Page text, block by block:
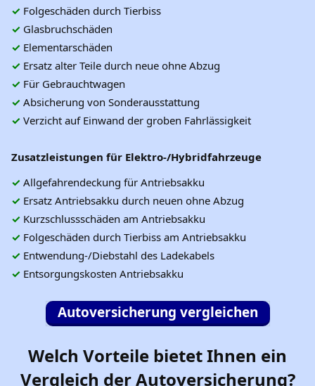
✓ Folgeschäden durch Tierbiss
✓ Glasbruchschäden
✓ Elementarschäden
✓ Ersatz alter Teile durch neue ohne Abzug
✓ Für Gebrauchtwagen
✓ Absicherung von Sonderausstattung
✓ Verzicht auf Einwand der groben Fahrlässigkeit
Zusatzleistungen für Elektro-/Hybridfahrzeuge
✓ Allgefahrendeckung für Antriebsakku
✓ Ersatz Antriebsakku durch neuen ohne Abzug
✓ Kurzschlussschäden am Antriebsakku
✓ Folgeschäden durch Tierbiss am Antriebsakku
✓ Entwendung-/Diebstahl des Ladekabels
✓ Entsorgungskosten Antriebsakku
Autoversicherung vergleichen
Welch Vorteile bietet Ihnen ein
Vergleich derAutoversicherung?